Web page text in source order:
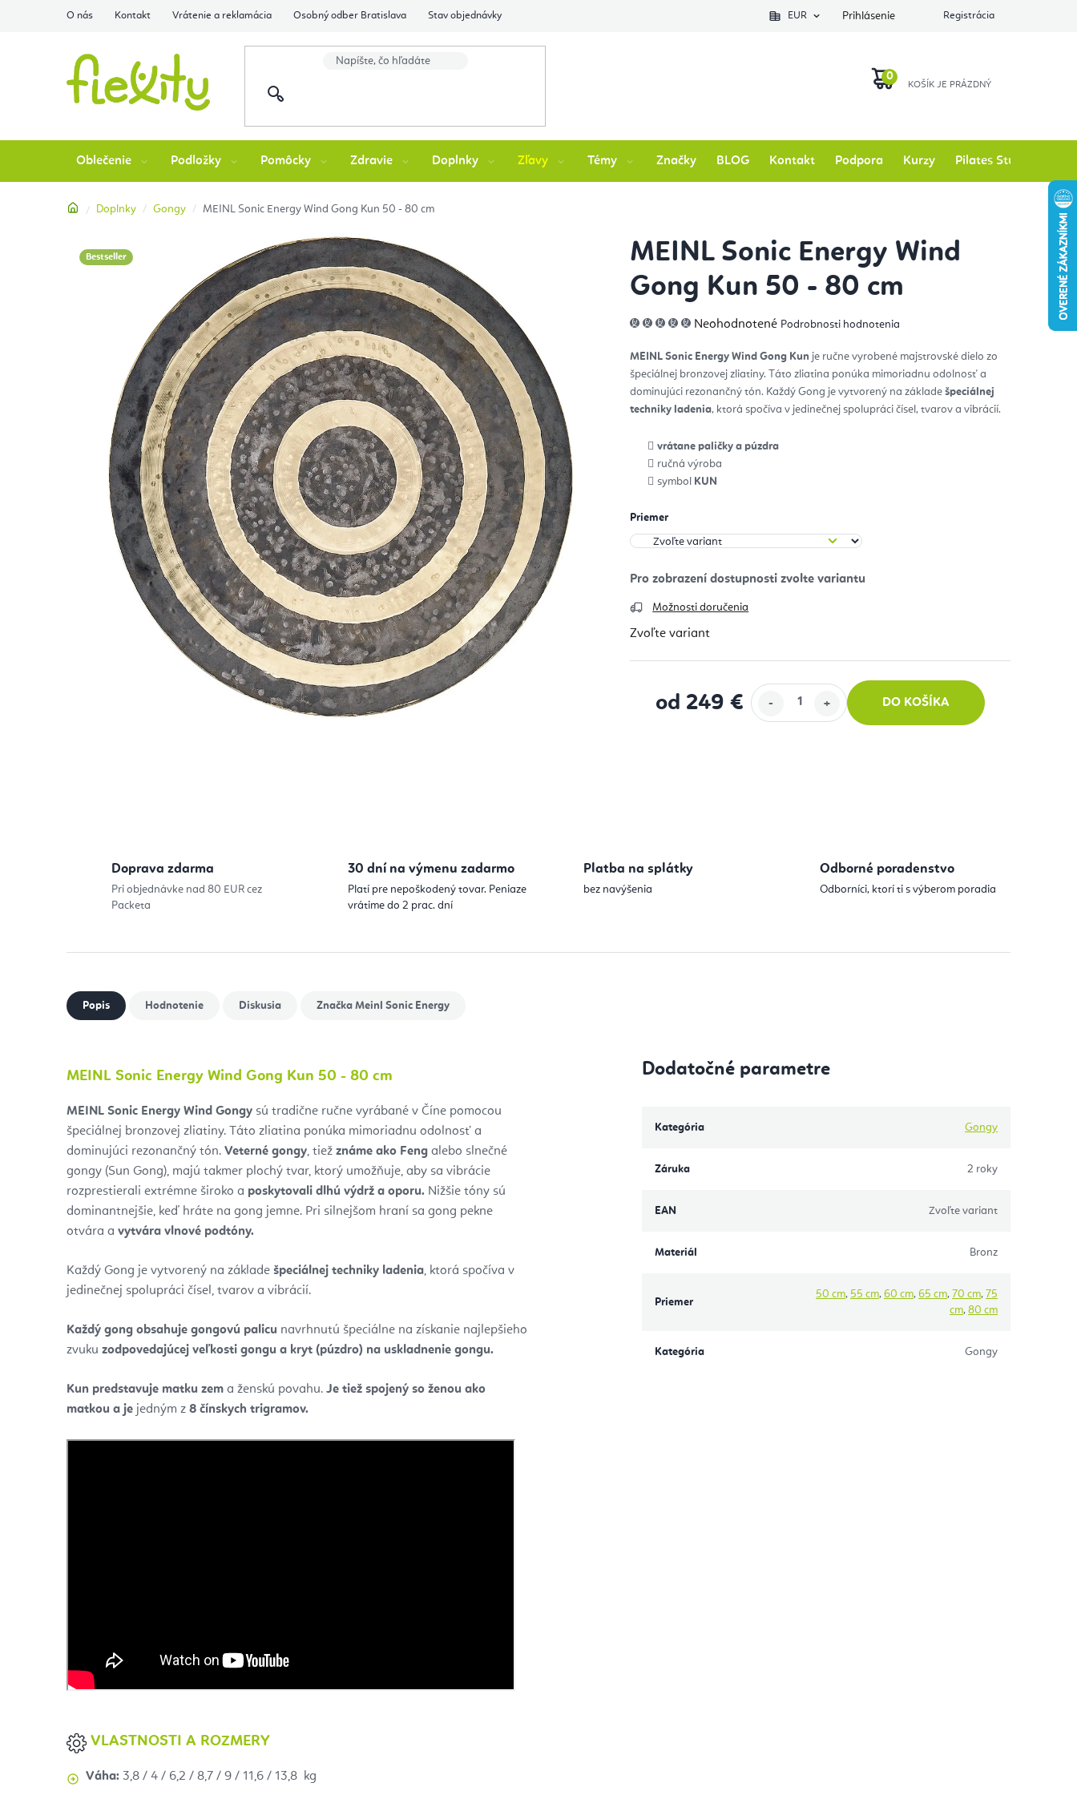
O nás Kontakt Vrátenie a reklamácia Osobný odber Bratislava Stav objednávky EUR Prihlásenie Registrácia
KOŠÍK
Oblečenie Podložky Pomôcky Zdravie Doplnky Zľavy Témy Značky BLOG Kontakt Podpora Kurzy Pilates Studio
DomovDoplnky Gongy MEINL Sonic Energy Wind Gong Kun 50 - 80 cm
MEINL Sonic Energy Wind
Gong Kun 50 - 80 cm
Priemerné
hodnotenie
0,0
5
hviezdičiek.
Neohodnotené Podrobnosti hodnotenia
MEINL Sonic Energy Wind Gong Kun je ručne vyrobené majstrovské dielo zo
špeciálnej bronzovej zliatiny. Táto zliatina ponúka mimoriadnu odolnosť a
dominujúci rezonančný tón. Každý Gong je vytvorený na základešpeciálnej
techniky ladenia, ktorá spočíva v jedinečnej spolupráci čísel, tvarov a vibrácií.
vrátane paličky a púzdra
ručná výroba
symbol KUN
Priemer
Možnosti doručenia
Zvoľte variant
od 249 € DO KOŠÍKA
Bestseller
Doprava zdarma
Pri objednávke nad 80 EUR cez
Packeta
30 dní na výmenu zadarmo
Platí pre nepoškodený tovar. Peniaze
vrátime do 2 prac. dní
Platba na splátky
bez navýšenia
Odborné poradenstvo
Odborníci, ktorí ti s výberom poradia
Popis Hodnotenie Diskusia Značka Meinl Sonic Energy
MEINL Sonic Energy Wind Gong Kun 50 - 80 cm
MEINL Sonic Energy Wind Gongy sú tradične ručne vyrábané v Číne pomocou
špeciálnej bronzovej zliatiny.
Táto zliatina ponúka mimoriadnu odolnosť a
dominujúci rezonančný tón. Veterné gongy, tiež známe ako Feng alebo slnečné
gongy (Sun Gong), majú takmer plochý tvar, ktorý umožňuje, aby sa vibrácie
rozprestierali extrémne široko a poskytovali dlhú výdrž a oporu. Nižšie tóny sú
dominantnejšie, keď hráte na gong jemne. Pri silnejšom hraní sa gong pekne
otvára a vytvára vlnové podtóny.
Každý Gong je vytvorený na základe špeciálnej techniky ladenia, ktorá spočíva v
jedinečnej spolupráci čísel, tvarov a vibrácií.
Každý gong obsahuje gongovú palicu navrhnutú špeciálne na získanie najlepšieho
zvuku zodpovedajúcej veľkosti gongu a kryt (púzdro) na uskladnenie gongu.
Kun predstavuje matku zem a ženskú povahu. Je tiež spojený so ženou ako
matkou a je jedným z 8 čínskych trigramov.
VLASTNOSTI A ROZMERY
Váha: 3,8 / 4 / 6,2 / 8,7 / 9 / 11,6 / 13,8 kg
Dodatočné parametre
Kategória Gongy
Záruka 2 roky
EAN Zvoľte variant
Materiál Bronz
Priemer
50 cm, 55 cm, 60 cm, 65 cm, 70 cm, 75
cm, 80 cm
Kategória Gongy